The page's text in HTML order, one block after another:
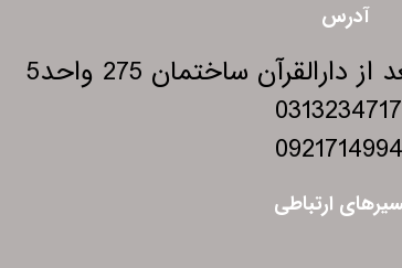
آدرس
ساختمان 275 واحد5
ارتباطی